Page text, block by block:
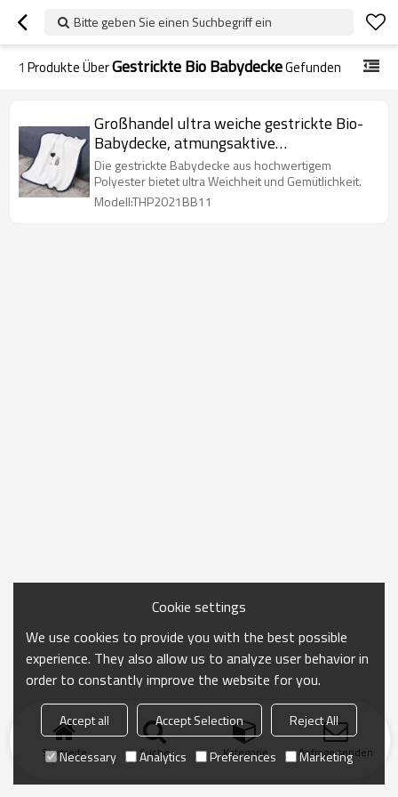
Bitte geben Sie einen Suchbegriff ein
1 Produkte ÜberGestrickte Bio BabydeckeGefunden
Großhandel ultra weiche gestrickte Bio-
Babydecke, atmungsaktive
Empfangswickeldecke
Die gestrickte Babydecke aus hochwertigem
Polyester bietet ultra Weichheit und Gemütlichkeit.
Modell:THP2021BB11
Startseite Suche Kategorie Anfrage senden
Cookie settings
We use cookies to provide you with the best possible
experience. They also allow us to analyze user behavior in
order to constantly improve the website for you.
Accept all Accept Selection
Reject All
Necessary
Analytics Preferences Marketing